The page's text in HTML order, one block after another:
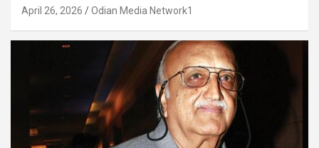
April 26, 2026 Odian Media Network1